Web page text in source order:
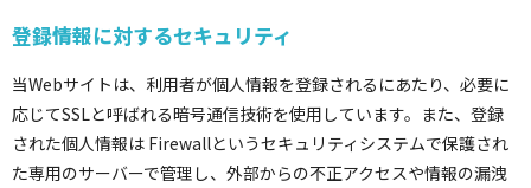
登録情報に対するセキュリティ
当Webサイトは、利用者が個人情報を登録されるにあたり、必要に
応じてSSLと呼ばれる暗号通信技術を使用しています。また、登録
された個人情報は Firewallというセキュリティシステムで保護され
た専用のサーバーで管理し、外部からの不正アクセスや情報の漏洩